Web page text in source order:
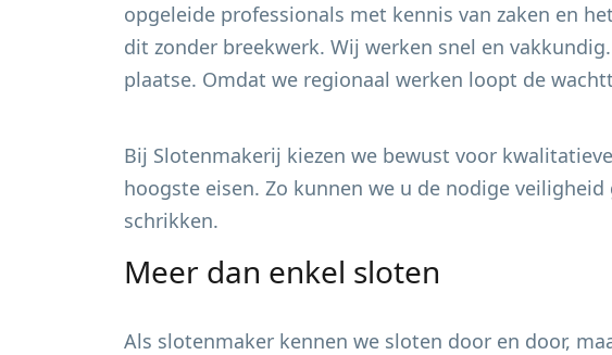
opgeleide professionals met kennis van zaken en
dit zonder breekwerk. Wij werken snel en
plaatse. Omdat we regionaal werken loopt de
Bij Slotenmakerij kiezen we bewust voor
hoogste eisen. Zo kunnen we u de nodige
schrikken.
Meer dan enkel sloten
Als slotenmaker kennen we sloten door en door,